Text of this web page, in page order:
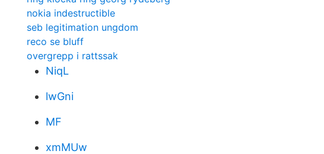
nokia indestructible
seb legitimation ungdom
reco se bluff
overgrepp i rattssak
NiqL
lwGni
MF
xmMUw